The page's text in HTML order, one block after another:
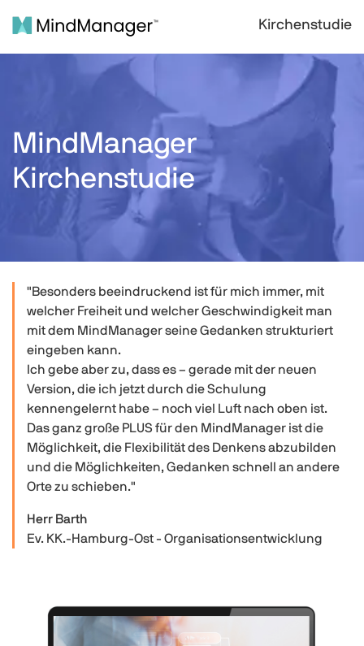
Kirchenstudie
MindManager
Kirchenstudie
"Besonders beeindruckend ist für mich immer, mit
welcher Freiheit und welcher Geschwindigkeit man
mit dem MindManager seine Gedanken strukturiert
eingeben kann.
Ich gebe aber zu, dass es – gerade mit der neuen
Version, die ich jetzt durch die Schulung
kennengelernt habe – noch viel Luft nach oben ist.
Das ganz große PLUS für den MindManager ist die
Möglichkeit, die Flexibilität des Denkens abzubilden
und die Möglichkeiten, Gedanken schnell an andere
Orte zu schieben."
Herr Barth
Ev. KK.-Hamburg-Ost - Organisationsentwicklung